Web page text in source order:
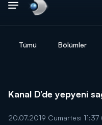
Tümü Bölümler
Kanal D’de yepyeni
20.07.2019 Cumartesi 11:37